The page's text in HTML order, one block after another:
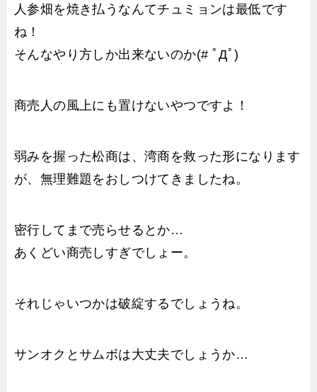
人参畑を焼き払うなんてチュミョンは最低です
ね！
そんなやり方しか出来ないのか(# ﾟДﾟ)
商売人の風上にも置けないやつですよ！
弱みを握った松商は、湾商を救った形になります
が、無理難題をおしつけてきましたね。
密行してまで売らせるとか…
あくどい商売しすぎでしょー。
それじゃいつかは破綻するでしょうね。
サンオクとサムボは大丈夫でしょうか…